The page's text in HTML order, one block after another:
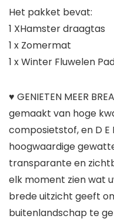
Het pakket bevat:
1 XHamster draagtas
1 x Zomermat
1 x Winter Fluwelen
♥ GENIETEN MEER
gemaakt van hoge
composietstof, en D E
hoogwaardige
transparante en
elk moment zien wat
brede uitzicht geeft
buitenlandschap te